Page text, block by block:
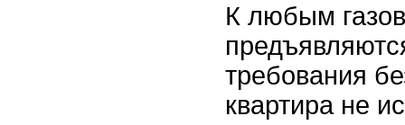
К любым
требования
квартира не